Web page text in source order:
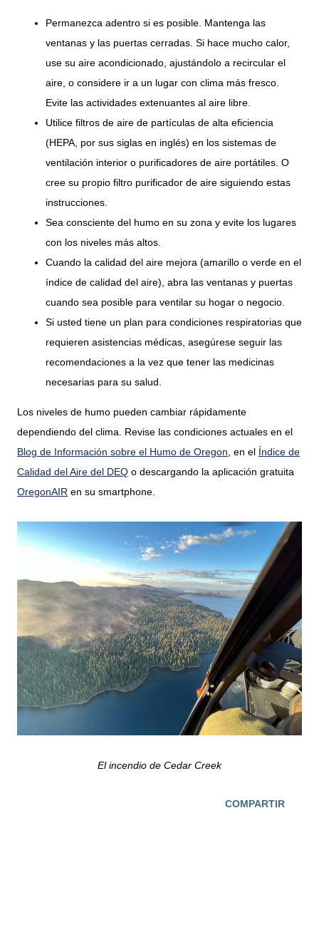
Permanezca adentro si es posible. Mantenga las
ventanas y las puertas cerradas. Si hace mucho calor,
use su aire acondicionado, ajustándolo a recircular el
aire, o considere ir a un lugar con clima más fresco.
Evite las actividades extenuantes al aire libre.
Utilice filtros de aire de partículas de alta eficiencia
(HEPA, por sus siglas en inglés) en los sistemas de
ventilación interior o purificadores de aire portátiles. O
cree su propio filtro purificador de aire siguiendo estas
instrucciones.
Sea consciente del humo en su zona y evite los lugares
con los niveles más altos.
Cuando la calidad del aire mejora (amarillo o verde en el
índice de calidad del aire), abra las ventanas y puertas
cuando sea posible para ventilar su hogar o negocio.
Si usted tiene un plan para condiciones respiratorias que
requieren asistencias médicas, asegúrese seguir las
recomendaciones a la vez que tener las medicinas
necesarias para su salud.
Los niveles de humo pueden cambiar rápidamente
dependiendo del clima. Revise las condiciones actuales en el
Blog de Información sobre el Humo de Oregon , en el Índice de
Calidad del Aire del DEQ o descargando la aplicación gratuita
OregonAIR en su smartphone.
El incendio de Cedar Creek
COMPARTIR